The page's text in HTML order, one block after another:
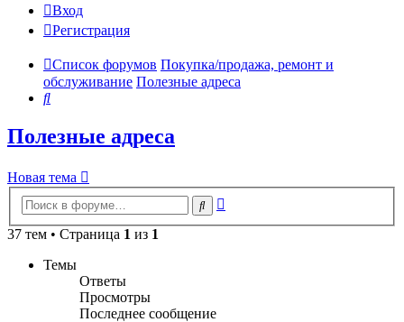
Вход
Регистрация
Список форумов Покупка/продажа, ремонт и
обслуживание Полезные адреса
Поиск
Полезные адреса
Новая тема
Поиск
37 тем • Страница 1 из 1
Темы
Ответы
Просмотры
Последнее сообщение